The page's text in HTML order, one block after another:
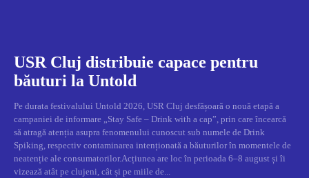
USR Cluj distribuie capace pentru
băuturi la Untold
Pe durata festivalului Untold 2026, USR Cluj desfășoară o nouă etapă a
campaniei de informare „Stay Safe – Drink with a cap”, prin care încearcă
să atragă atenția asupra fenomenului cunoscut sub numele de Drink
Spiking, respectiv contaminarea intenționată a băuturilor în momentele de
neatenție ale consumatorilor.Acțiunea are loc în perioada 6–8 august și îi
vizează atât pe clujeni, cât și pe miile de...